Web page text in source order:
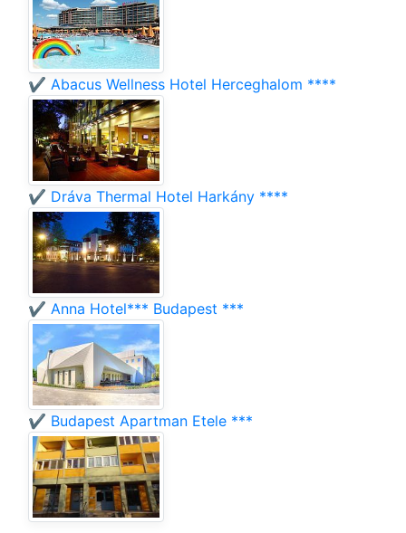
✔️ Abacus Wellness Hotel Herceghalom ****
✔️ Dráva Thermal Hotel Harkány ****
✔️ Anna Hotel*** Budapest ***
✔️ Budapest Apartman Etele ***